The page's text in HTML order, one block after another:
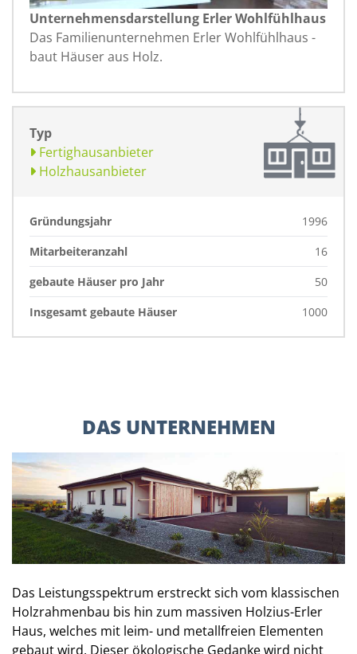
Unternehmensdarstellung Erler Wohlfühlhaus
Das Familienunternehmen Erler Wohlfühlhaus -
baut Häuser aus Holz.
Typ
Fertighausanbieter
Holzhausanbieter
Gründungsjahr
1996
Mitarbeiteranzahl
16
gebaute Häuser pro Jahr
50
Insgesamt gebaute Häuser
1000
DAS UNTERNEHMEN
Das Leistungsspektrum erstreckt sich vom klassischen
Holzrahmenbau bis hin zum massiven Holzius-Erler
Haus, welches mit leim- und metallfreien Elementen
gebaut wird. Dieser ökologische Gedanke wird nicht